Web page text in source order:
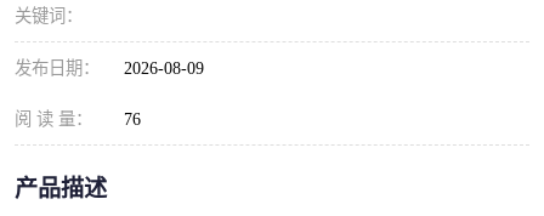
关键词：
发布日期： 2026-08-09
阅 读 量： 76
产品描述